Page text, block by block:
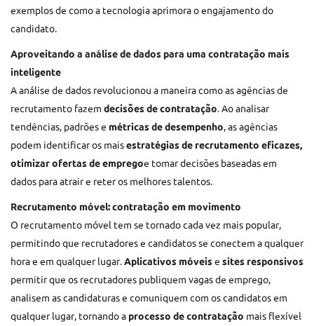
exemplos de como a tecnologia aprimora o engajamento do
candidato.
Aproveitando a análise de dados para uma contratação mais
inteligente
A análise de dados revolucionou a maneira como as agências de
recrutamento fazem decisões de contratação. Ao analisar
tendências, padrões e métricas de desempenho, as agências
podem identificar os maisestratégias de recrutamento eficazes,
otimizar ofertas de empregoe tomar decisões baseadas em
dados para atrair e reter os melhores talentos.
Recrutamento móvel: contratação em movimento
O recrutamento móvel tem se tornado cada vez mais popular,
permitindo que recrutadores e candidatos se conectem a qualquer
hora e em qualquer lugar.Aplicativos móveise sites responsivos
permitir que os recrutadores publiquem vagas de emprego,
analisem as candidaturas e comuniquem com os candidatos em
qualquer lugar, tornando a processo de contratação mais flexível